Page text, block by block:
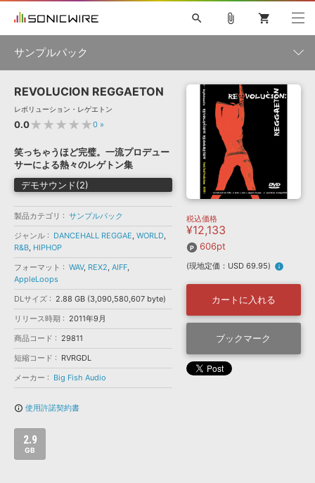
ソフト音源 »
プラグイン・エフェクト »
サンプルパック »
ソフトウェア／ツール »
DAW »
効果音 »
BGM »
キャンペーン »
特集 »
ニュースレター »
SONICWIREブログ »
製品サポート情報 »
DTMガイド »
FAQ »
お問い合わせ »
音楽カード
楽曲配信流通 サービス
無償のサウンド管理ソフト
SLS
search
初音ミク NT 鏡音リン・レン V4X 巡音ルカ V4X
MEIKO V3
KAITO V3
VOCALOID
SPITFIRE AUDIO
VIENNA
EZ DRUMMER 3
ライセンスフリーBGM
サンプルパックを試そう
ボーカル抜き出し
DUBSTEP
ELECTRONICA
EDM MUTANT
ROUTER.FM
ソフト音源 プラグイン・エフェクト
ソフトウェア／ツール 効果音
attach_file shopping_cart
サンプルパック
製品一覧
ジャンル
フォーマット
ランキング
REVOLUCION REGGAETON
レボリューション・レゲエトン
0.0★★★★★0 »
笑っちゃうほど完璧。一流プロデュー
サーによる熱々のレゲトン集
デモサウンド(2)
製品カテゴリ
サンプルパック
ジャンル
DANCEHALL REGGAE, WORLD,
R&B, HIPHOP
フォーマット
WAV, REX2, AIFF,
AppleLoops
DLサイズ
2.88 GB (3,090,580,607 byte)
リリース時期
2011年9月
商品コード
29811
短縮コード
RVRGDL
メーカー
Big Fish Audio
info_outline 使用許諾契約書
2.9
GB
税込価格
¥12,133
606pt
(現地定価：USD 69.95) info
カートに入れる
ブックマーク